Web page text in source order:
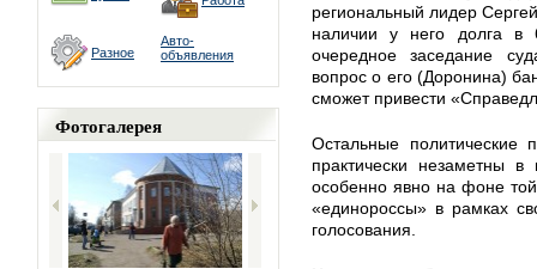
Разное
Авто-
объявления
Фотогалерея
региональный лидер
наличии у него долга в
очередное заседание
вопрос о его (Доронина)
сможет привести
Остальные
практически незаметны в
особенно явно на фоне
«единороссы» в рамках
голосования.